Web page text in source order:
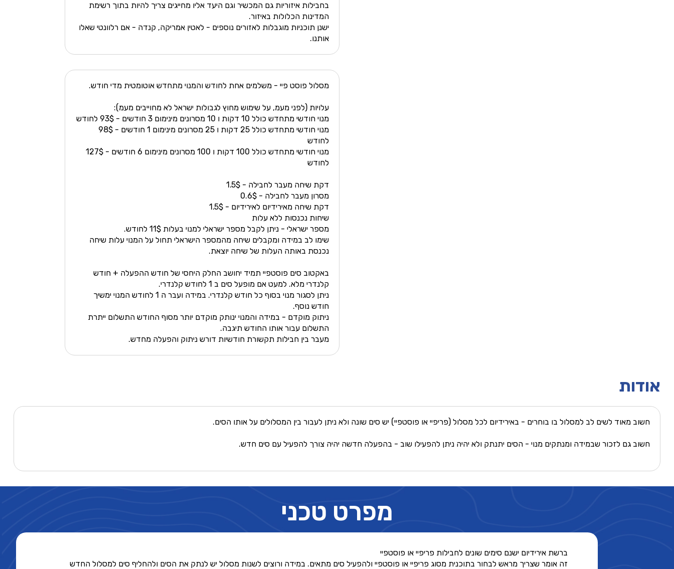
בחבילות איזוריות גם המכשיר וגם היעד אליו מחייגים צריך להיות בתוך רשימת
המדינות הכלולות באיזור.
ישנן תוכניות מוגבלות לאזורים נוספים - לאטין אמריקה, קנדה - אם רלוונטי שאלו
אותנו.
מסלול פוסט פיי - משלמים אחת לחודש והמנוי מתחדש אוטומטית מדי חודש.
עלויות (לפני מעמ, על שימוש מחוץ לגבולות ישראל לא מחוייבים מעמ):
מנוי חודשי מתחדש כולל 10 דקות ו 10 מסרונים מינימום 3 חודשים - 93$ לחודש
מנוי חודשי מתחדש כולל 25 דקות ו 25 מסרונים מינימום 1 חודשים - 98$
לחודש
מנוי חודשי מתחדש כולל 100 דקות ו 100 מסרונים מינימום 6 חודשים - 127$
לחודש
דקת שיחה מעבר לחבילה - 1.5$
מסרון מעבר לחבילה - 0.6$
דקת שיחה מאירידיום לאירידיום - 1.5$
שיחות נכנסות ללא עלות
מספר ישראלי - ניתן לקבל מספר ישראלי למנוי בעלות 11$ לחודש.
שימו לב במידה ומקבלים שיחה מהמספר הישראלי תחול על המנוי עלות שיחה
נכנסת באותה העלות של שיחה יוצאת.
באקטוב סים פוסטפיי תמיד יחושב החלק היחסי של חודש ההפעלה + חודש
קלנדרי מלא. למעט אם מופעל סים ב 1 לחודש קלנדרי.
ניתן לסגור מנוי בסוף כל חודש קלנדרי. במידה ועבר ה 1 לחודש המנוי ימשיך
חודש נוסף.
ניתוק מוקדם - במידה והמנוי ינותק מוקדם יותר מסוף החודש התשלום ייתרת
התשלום עבור אותו החודש תיגבה.
מעבר בין חבילות תקשורת חודשיות דורש ניתוק והפעלה מחדש.
אודות
חשוב מאוד לשים לב למסלול בו בוחרים - באירידיום לכל מסלול (פריפיי או פוסטפיי) יש סים שונה ולא ניתן לעבור בין המסלולים על אותו הסים.
חשוב גם לזכור שבמידה ומנתקים מנוי - הסים יתנתק ולא יהיה ניתן להפעילו שוב - בהפעלה חדשה יהיה צורך להפעיל עם סים חדש.
מפרט טכני
ברשת אירידיום ישנם סימים שונים לחבילות פריפיי או פוסטפיי
זה אומר שצריך מראש לבחור בתוכנית מסוג פריפיי או פוסטפיי ולהפעיל סים מתאים. במידה ורוצים לשנות מסלול יש לנתק את הסים ולהחליף סים למסלול החדש